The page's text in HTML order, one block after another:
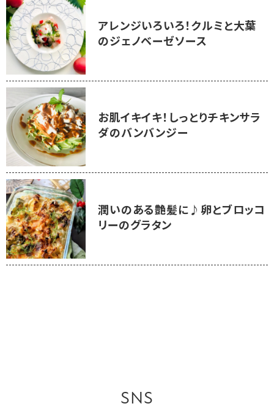
アレンジいろいろ！クルミと大葉
のジェノベーゼソース
お肌イキイキ！しっとりチキンサラ
ダのバンバンジー
潤いのある艶髪に♪卵とブロッコ
リーのグラタン
SNS